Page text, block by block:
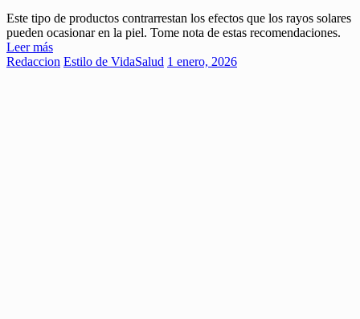
Este tipo de productos contrarrestan los efectos que los rayos solares
pueden ocasionar en la piel. Tome nota de estas recomendaciones.
Leer más
Redaccion Estilo de VidaSalud 1 enero, 2026